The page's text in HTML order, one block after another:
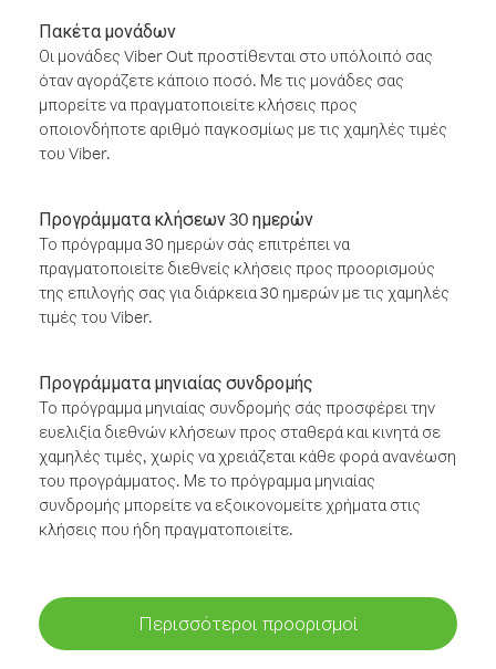
Πακέτα μονάδων
Οι μονάδες Viber Out προστίθενται στο υπόλοιπό σας
όταν αγοράζετε κάποιο ποσό. Με τις μονάδες σας
μπορείτε να πραγματοποιείτε κλήσεις προς
οποιονδήποτε αριθμό παγκοσμίως με τις χαμηλές τιμές
του Viber.
Προγράμματα κλήσεων 30 ημερών
Το πρόγραμμα 30 ημερών σάς επιτρέπει να
πραγματοποιείτε διεθνείς κλήσεις προς προορισμούς
της επιλογής σας για διάρκεια 30 ημερών με τις χαμηλές
τιμές του Viber.
Προγράμματα μηνιαίας συνδρομής
Το πρόγραμμα μηνιαίας συνδρομής σάς προσφέρει την
ευελιξία διεθνών κλήσεων προς σταθερά και κινητά σε
χαμηλές τιμές, χωρίς να χρειάζεται κάθε φορά ανανέωση
του προγράμματος. Με το πρόγραμμα μηνιαίας
συνδρομής μπορείτε να εξοικονομείτε χρήματα στις
κλήσεις που ήδη πραγματοποιείτε.
Περισσότεροι προορισμοί